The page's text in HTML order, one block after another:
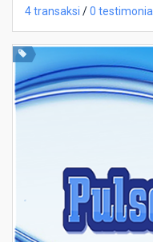
4 transaksi /0 testimonial